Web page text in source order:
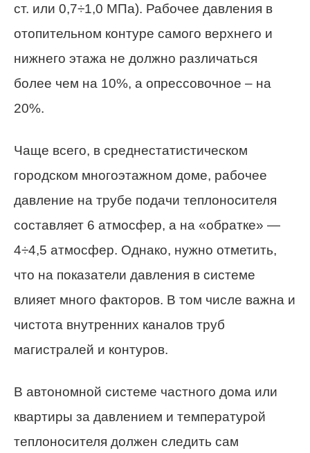
ст. или 0,7÷1,0 МПа). Рабочее давления в
отопительном контуре самого верхнего и
нижнего этажа не должно различаться
более чем на 10%, а опрессовочное – на
20%.
Чаще всего, в среднестатистическом
городском многоэтажном доме, рабочее
давление на трубе подачи теплоносителя
составляет 6 атмосфер, а на «обратке» —
4÷4,5 атмосфер. Однако, нужно отметить,
что на показатели давления в системе
влияет много факторов. В том числе важна и
чистота внутренних каналов труб
магистралей и контуров.
В автономной системе частного дома или
квартиры за давлением и температурой
теплоносителя должен следить сам